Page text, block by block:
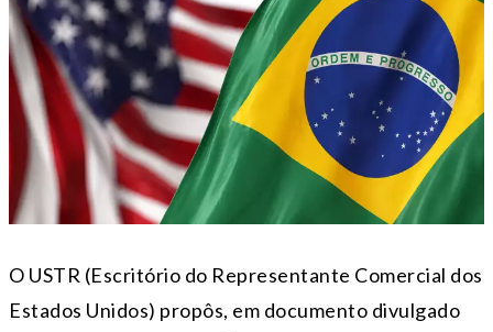
O USTR (Escritório do Representante Comercial dos
Estados Unidos) propôs, em documento divulgado